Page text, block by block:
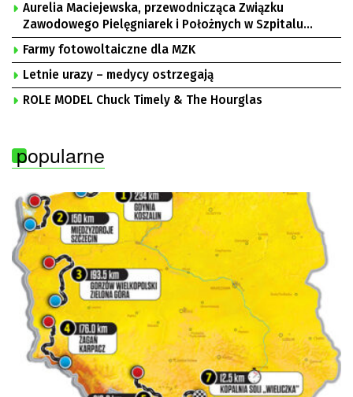
Aurelia Maciejewska, przewodnicząca Związku
Zawodowego Pielęgniarek i Położnych w Szpitalu
Uniwersyteckim w Zielonej Górze, Bogusław
Motowidełko, przewodniczący Zarządu Regionu NSZZ
„Solidarność” Zielona Góra
Farmy fotowoltaiczne dla MZK
Letnie urazy – medycy ostrzegają
ROLE MODEL Chuck Timely & The Hourglas
popularne